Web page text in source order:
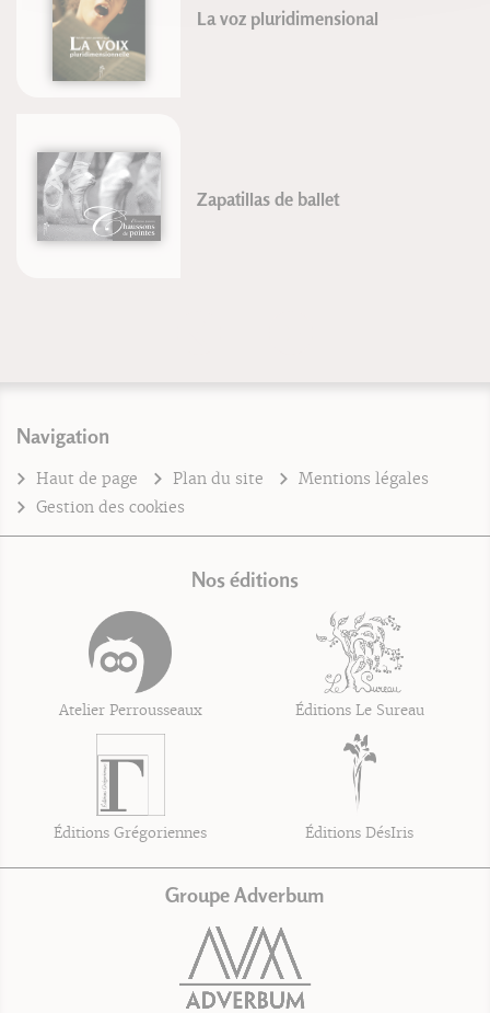
La voz pluridimensional
Zapatillas de ballet
Navigation
Haut de page Plan du site
Mentions légales
Gestion des cookies
Nos éditions
Atelier Perrousseaux Éditions Le Sureau
Éditions Grégoriennes Éditions DésIris
Groupe Adverbum